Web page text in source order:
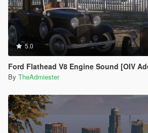
5.0
Ford Flathead V8 Engine Sound [OIV
By TheAdmiester